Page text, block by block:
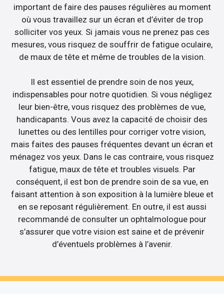
important de faire des pauses régulières au moment
où vous travaillez sur un écran et d’éviter de trop
solliciter vos yeux. Si jamais vous ne prenez pas ces
mesures, vous risquez de souffrir de fatigue oculaire,
de maux de tête et même de troubles de la vision.
Il est essentiel de prendre soin de nos yeux,
indispensables pour notre quotidien. Si vous négligez
leur bien-être, vous risquez des problèmes de vue,
handicapants. Vous avez la capacité de choisir des
lunettes ou des lentilles pour corriger votre vision,
mais faites des pauses fréquentes devant un écran et
ménagez vos yeux. Dans le cas contraire, vous risquez
fatigue, maux de tête et troubles visuels. Par
conséquent, il est bon de prendre soin de sa vue, en
faisant attention à son exposition à la lumière bleue et
en se reposant régulièrement. En outre, il est aussi
recommandé de consulter un ophtalmologue pour
s’assurer que votre vision est saine et de prévenir
d’éventuels problèmes à l’avenir.